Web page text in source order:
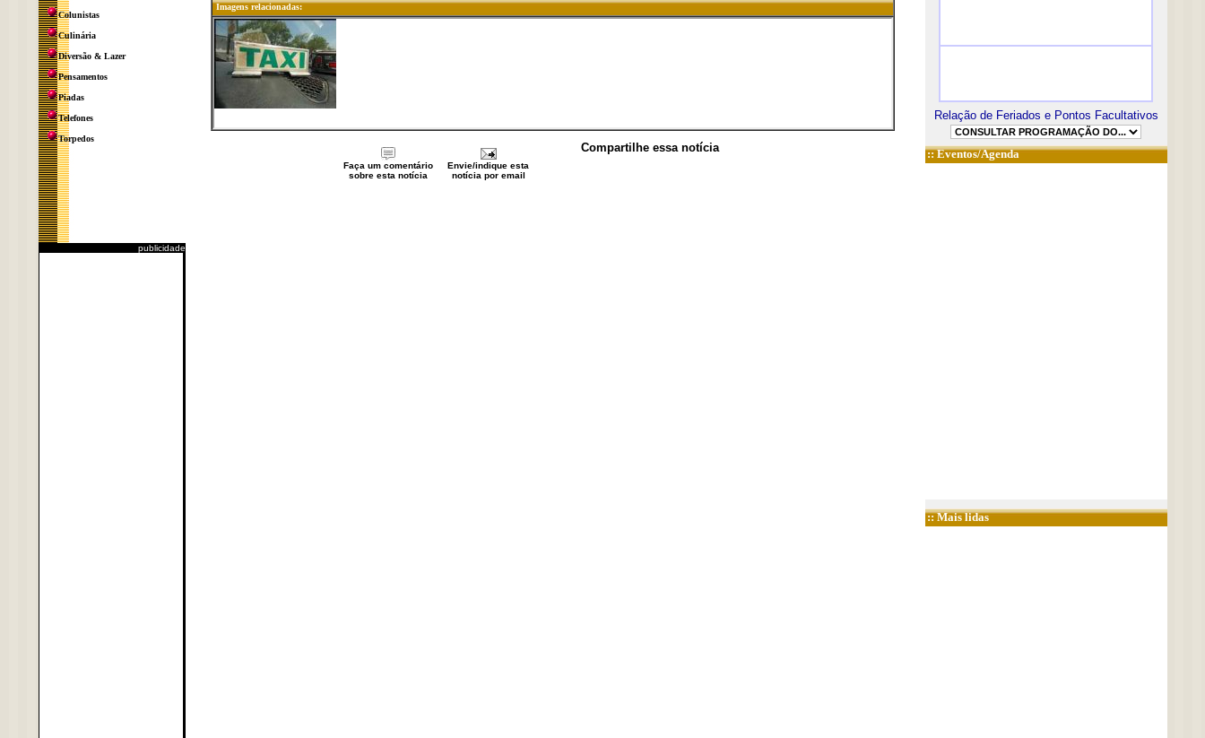
Colunistas
Culinária
Diversão & Lazer
Pensamentos
Piadas
Telefones
Torpedos
publicidade
Imagens relacionadas:
Compartilhe essa notícia
Faça um comentário
sobre esta notícia
Envie/indique esta
notícia por email
Relação de Feriados e Pontos Facultativos
::Eventos/Agenda
:: Mais lidas